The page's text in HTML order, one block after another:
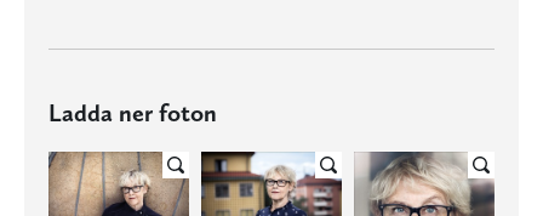
Ladda ner foton